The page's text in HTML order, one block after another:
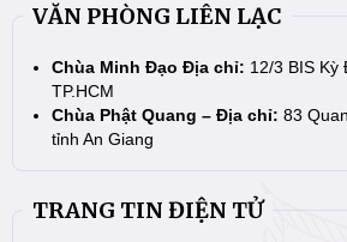
VĂN PHÒNG LIÊN LẠC
Chùa Minh Đạo Địa chỉ: 12/3 BIS Kỳ
TP.HCM
Chùa Phật Quang – Địa chỉ: 83
tỉnh An Giang
TRANG TIN ĐIỆN TỬ